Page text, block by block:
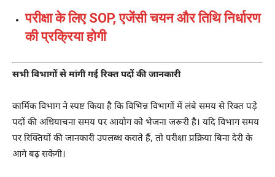
परीक्षा के लिए SOP, एजेंसी चयन और तिथि निर्धारण
की प्रक्रिया होगी
सभी विभागों से मांगी गई रिक्त पदों की जानकारी
कार्मिक विभाग ने स्पष्ट किया है कि विभिन्न विभागों में लंबे समय से रिक्त पड़े
पदों की अधियाचना समय पर आयोग को भेजना जरूरी है। यदि विभाग समय
पर रिक्तियों की जानकारी उपलब्ध कराते हैं, तो परीक्षा प्रक्रिया बिना देरी के
आगे बढ़ सकेगी।